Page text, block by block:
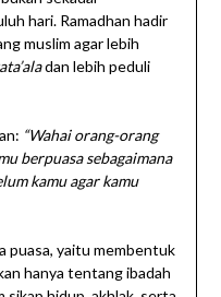
hari. Ramadhan hadir
muslim agar lebih
dan lebih peduli
“Wahai orang-orang
berpuasa sebagaimana
kamu agar kamu
puasa, yaitu membentuk
hanya tentang ibadah